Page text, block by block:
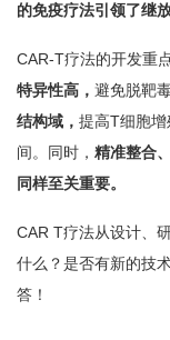
的免疫疗法引领了继
CAR-T疗法的开发重
特异性高， 避免脱靶
结构域， 提高T细胞
间。同时， 精准整合
同样至关重要。
CAR T疗法从设计、
什么？是否有新的技
答！